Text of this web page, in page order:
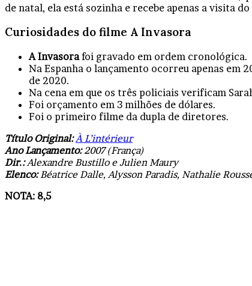
de natal, ela está sozinha e recebe apenas a visita
Curiosidades do filme A Invasora
A Invasorafoi gravado em ordem cronológica.
Na Espanha o lançamento ocorreu apenas em
de 2020.
Na cena em que os três policiais verificam
Foi orçamento em 3 milhões de dólares.
Foi o primeiro filme da dupla de diretores.
Título Original: À L’intérieur
Ano Lançamento:2007 (França)
Dir.:Alexandre Bustillo e Julien Maury
Elenco:Béatrice Dalle, Alysson Paradis, Nathalie
NOTA: 8,5